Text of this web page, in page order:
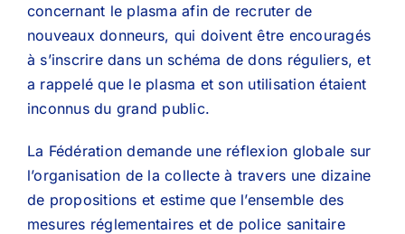
concernant le plasma afin de recruter de
nouveaux donneurs, qui doivent être encouragés
à s’inscrire dans un schéma de dons réguliers, et
a rappelé que le plasma et son utilisation étaient
inconnus du grand public.
La Fédération demande une réflexion globale sur
l’organisation de la collecte à travers une dizaine
de propositions et estime que l’ensemble des
mesures réglementaires et de police sanitaire